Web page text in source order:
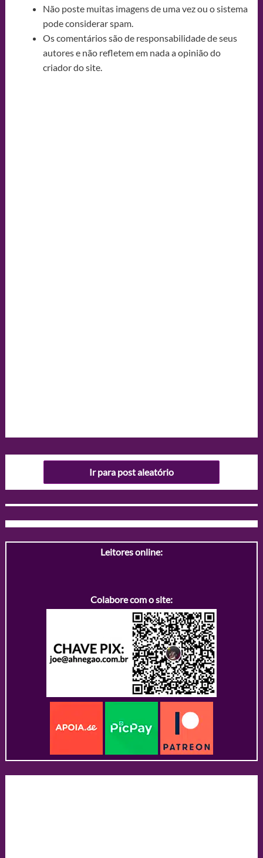
Não poste muitas imagens de uma vez ou o sistema
pode considerar spam.
Os comentários são de responsabilidade de seus
autores e não refletem em nada a opinião do
criador do site.
Ir para post aleatório
Leitores online:
Colabore com o site: